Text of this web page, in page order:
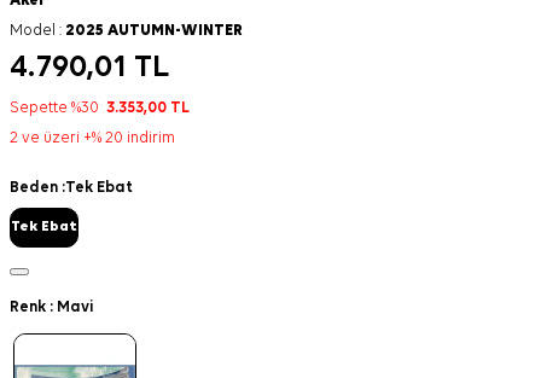
Model : 2025 AUTUMN-WINTER
4.790,01 TL
Sepette %30 3.353,00 TL
2 ve üzeri +% 20 indirim
Beden :Tek Ebat
Tek Ebat
Renk : Mavi